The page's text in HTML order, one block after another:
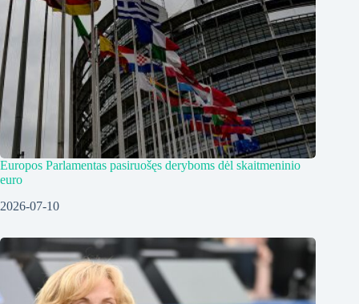
Europos Parlamentas pasiruošęs deryboms dėl skaitmeninio
euro
2026-07-10